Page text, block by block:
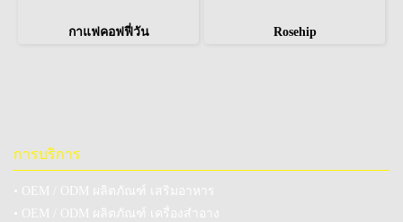
กาแฟคอฟฟี่วัน Rosehip
การบริการ
• OEM / ODM ผลิตภัณฑ์ เสริมอาหาร
• OEM / ODM ผลิตภัณฑ์ เครื่องสำอาง